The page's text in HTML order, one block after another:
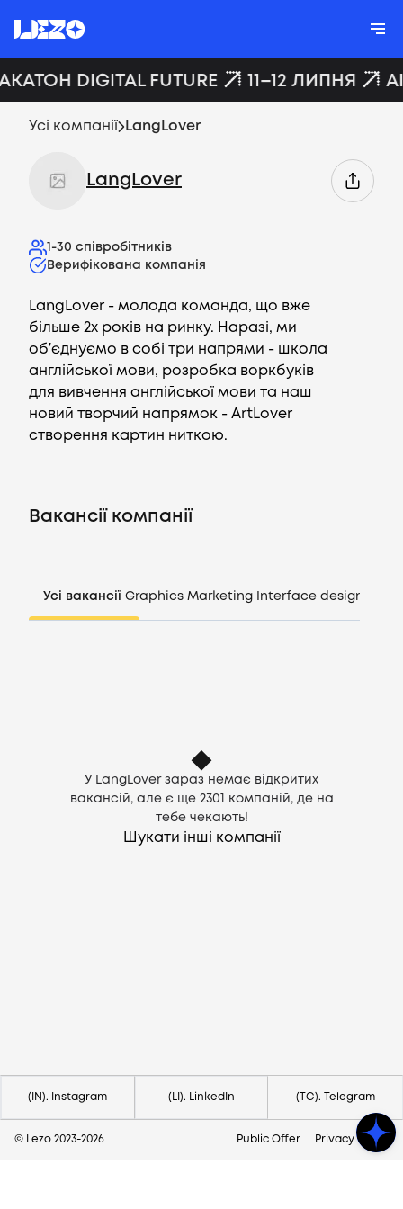
DIGITAL FUTURE 11–12 ЛИПНЯ
Усі компанії LangLover
LangLover
1-30 співробітників
Верифікована компанія
LangLover - молода команда, що вже
більше 2х років на ринку. Наразі, ми
обʼєднуємо в собі три напрями - школа
англійської мови, розробка воркбуків
для вивчення англійської мови та наш
новий творчий напрямок - ArtLover
створення картин ниткою.
Вакансії компанії
Усі вакансії Graphics Marketing Interface design
У LangLover зараз немає відкритих
вакансій, але є ще 2301
компаній, де на
тебе чекають!
Шукати інші компанії
(IN). Instagram (LI). LinkedIn (TG). Telegram
© Lezo 2023-2026 Public Offer Privacy Policy